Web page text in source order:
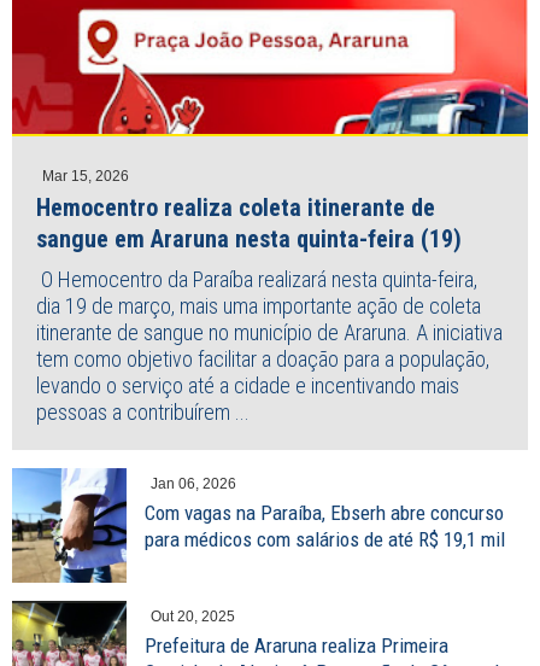
Mar 15, 2026
Hemocentro realiza coleta itinerante de
sangue em Araruna nesta quinta-feira (19)
O Hemocentro da Paraíba realizará nesta quinta-feira,
dia 19 de março, mais uma importante ação de coleta
itinerante de sangue no município de Araruna. A iniciativa
tem como objetivo facilitar a doação para a população,
levando o serviço até a cidade e incentivando mais
pessoas a contribuírem ...
Jan 06, 2026
Com vagas na Paraíba, Ebserh abre concurso
para médicos com salários de até R$ 19,1 mil
Out 20, 2025
Prefeitura de Araruna realiza Primeira